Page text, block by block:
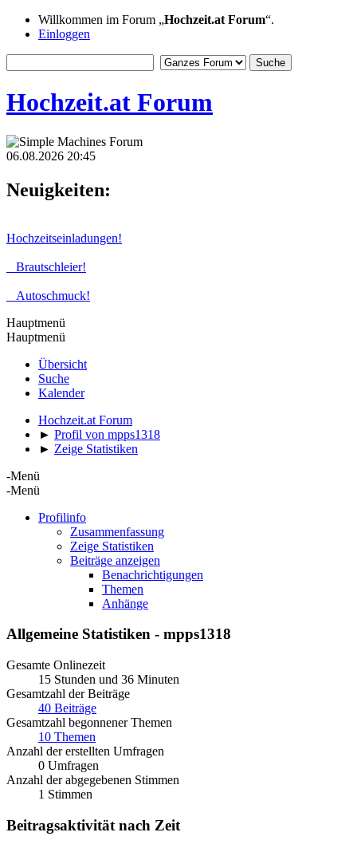
Willkommen im Forum „Hochzeit.at Forum“.
Einloggen
Hochzeit.at Forum
06.08.2026 20:45
Neuigkeiten:
Hochzeitseinladungen!
Brautschleier!
Autoschmuck!
Hauptmenü
Hauptmenü
Übersicht
Suche
Kalender
Hochzeit.at Forum
► Profil von mpps1318
► Zeige Statistiken
-Menü
-Menü
Profilinfo
Zusammenfassung
Zeige Statistiken
Beiträge anzeigen
Benachrichtigungen
Themen
Anhänge
Allgemeine Statistiken - mpps1318
Gesamte Onlinezeit
15 Stunden und 36 Minuten
Gesamtzahl der Beiträge
40 Beiträge
Gesamtzahl begonnener Themen
10 Themen
Anzahl der erstellten Umfragen
0 Umfragen
Anzahl der abgegebenen Stimmen
1 Stimmen
Beitragsaktivität nach Zeit